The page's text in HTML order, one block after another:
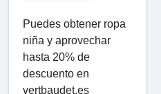
Puedes obtener ropa
niña y aprovechar
hasta 20% de
descuento en
vertbaudet.es